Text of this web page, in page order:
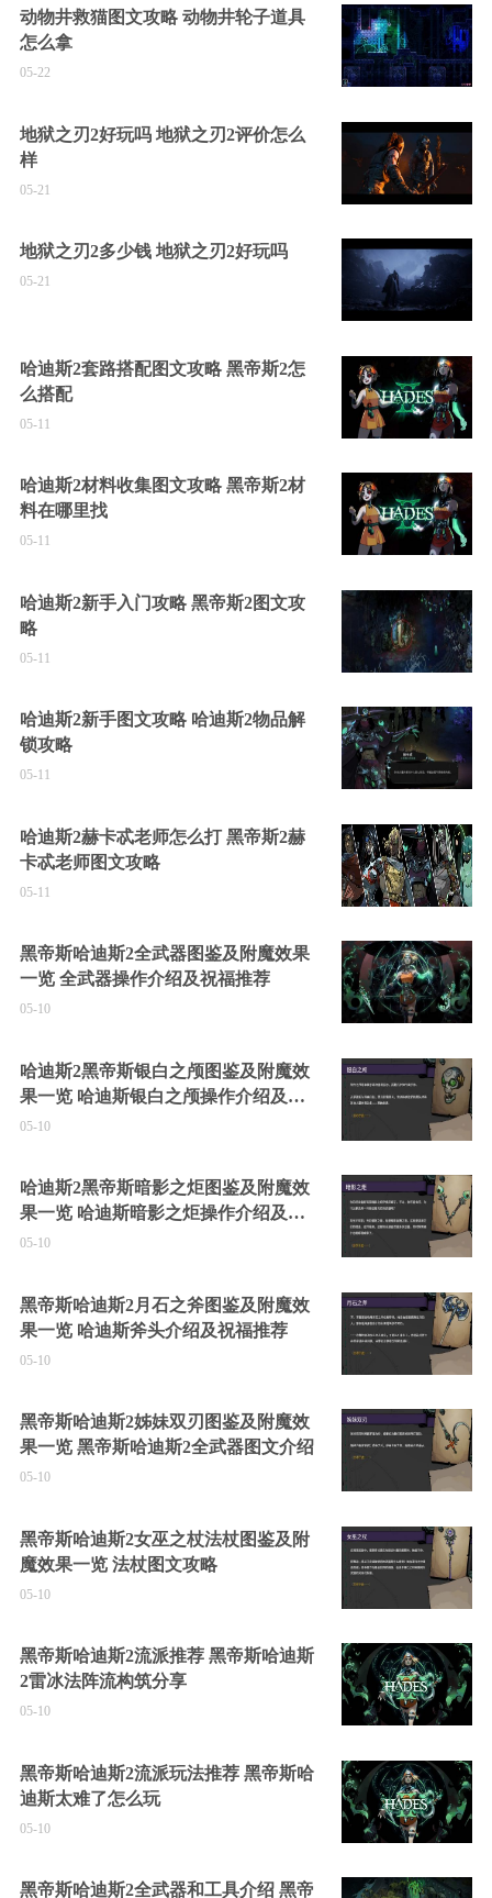
动物井救猫图文攻略 动物井轮子道具
怎么拿
05-22
地狱之刃2好玩吗 地狱之刃2评价怎么
样
05-21
地狱之刃2多少钱 地狱之刃2好玩吗
05-21
哈迪斯2套路搭配图文攻略 黑帝斯2怎
么搭配
05-11
哈迪斯2材料收集图文攻略 黑帝斯2材
料在哪里找
05-11
哈迪斯2新手入门攻略 黑帝斯2图文攻
略
05-11
哈迪斯2新手图文攻略 哈迪斯2物品解
锁攻略
05-11
哈迪斯2赫卡忒老师怎么打 黑帝斯2赫
卡忒老师图文攻略
05-11
黑帝斯哈迪斯2全武器图鉴及附魔效果
一览 全武器操作介绍及祝福推荐
05-10
哈迪斯2黑帝斯银白之颅图鉴及附魔效
果一览 哈迪斯银白之颅操作介绍及祝
福推荐
05-10
哈迪斯2黑帝斯暗影之炬图鉴及附魔效
果一览 哈迪斯暗影之炬操作介绍及祝
福推荐
05-10
黑帝斯哈迪斯2月石之斧图鉴及附魔效
果一览 哈迪斯斧头介绍及祝福推荐
05-10
黑帝斯哈迪斯2姊妹双刃图鉴及附魔效
果一览 黑帝斯哈迪斯2全武器图文介绍
05-10
黑帝斯哈迪斯2女巫之杖法杖图鉴及附
魔效果一览 法杖图文攻略
05-10
黑帝斯哈迪斯2流派推荐 黑帝斯哈迪斯
2雷冰法阵流构筑分享
05-10
黑帝斯哈迪斯2流派玩法推荐 黑帝斯哈
迪斯太难了怎么玩
05-10
黑帝斯哈迪斯2全武器和工具介绍 黑帝